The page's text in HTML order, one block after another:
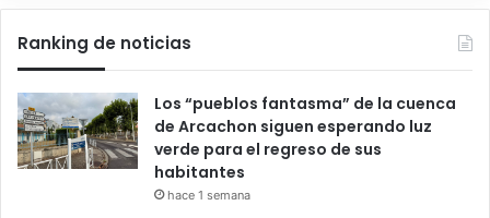
Ranking de noticias
Los “pueblos fantasma” de la cuenca
de Arcachon siguen esperando luz
verde para el regreso de sus
habitantes
hace 1 semana